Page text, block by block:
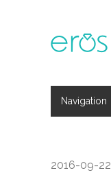
Navigation
2016-09-22